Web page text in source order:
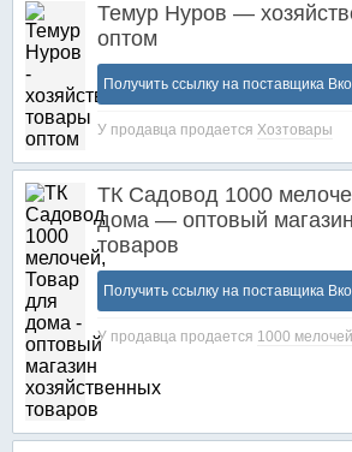
Темур Нуров —
оптом
Получить ссылку на поставщика
У продавца продается Хозтовары
ТК Садовод 1000
дома — оптовый
товаров
Получить ссылку на поставщика
У продавца продается 1000 мелочей